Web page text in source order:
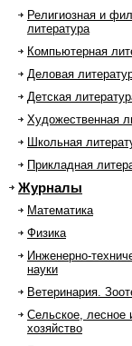
Религиозная и
литература
Компьютерная
Деловая
Детская
Художественная
Школьная
Прикладная
Журналы
Математика
Физика
Инженерно-
науки
Ветеринария.
Сельское, лесное
хозяйство